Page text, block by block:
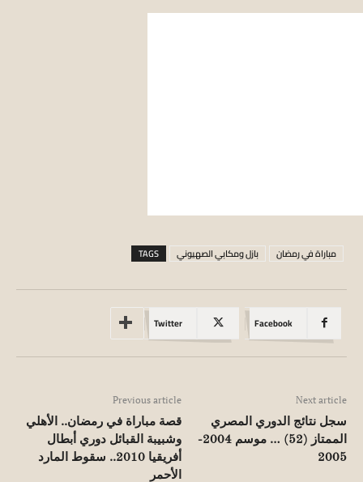
TAGS بازل ومكابي الصهيوني مباراة في رمضان
Facebook
Twitter
Previous article
قصة مباراة في رمضان.. الأهلي
وشبيبة القبائل دوري أبطال
أفريقيا 2010.. سقوط المارد
الأحمر
Next article
سجل نتائج الدوري المصري
الممتاز (52) … موسم 2004-
2005